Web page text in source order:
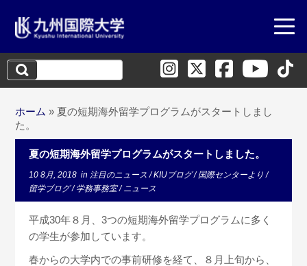
検
索:
ホーム » 夏の短期海外留学プログラムがスタートしまし
た。
夏の短期海外留学プログラムがスタートしました。
10 8月, 2018 in 注目のニュース/KIUブログ/国際センターより/
留学ブログ/学務事務室/ニュース
平成30年８月、3つの短期海外留学プログラムに多く
の学生が参加しています。
春からの大学内での事前研修を経て、８月上旬から、